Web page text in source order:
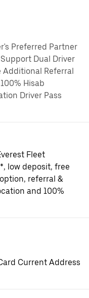
Preferred Partner
Dual Driver
Additional Referral
Hisab
Driver Pass
Fleet
low deposit, free
referral &
and 100%
Current Address